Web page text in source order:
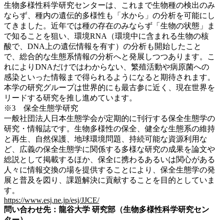
生物多様性科学研究センターは、これまで生物種の検出のみ
ならず、種内の遺伝的多様性も「水から」の分析を可能にし
てきました。近年では種の存在のみならず「生物の状態」ま
で知ることを狙い、環境RNA（環境中に含まれる生物の核
酸で、DNA上の遺伝情報を有す）の分析も開始したこと
で、総合的な生態系情報の分析へと発展しつつあります。こ
れによりDNAだけではわからない、繁殖活動や病原菌への
感染といった情報まで得られるようになると期待されます。
本学の研究グループは世界的にも最古参に近く、現在世界を
リードする研究を推し進めています。
※3 保全生態学研究
一般社団法人日本生態学会が定期的に刊行する保全生態学の
研究・情報誌です。生物多様性の保全、健全な生態系の維持
と再生、自然保護、地球環境問題、持続可能な資源利用な
ど、広義の保全生態学に関係する多様な研究の成果を論文や
総説として掲載するほか、保全に携わるあるいは関心がある
人々に情報交換の場を提供することにより、保全生態学の発
展と普及を図り、課題解決に貢献することを目的としていま
す。
https://www.esj.ne.jp/esj/JJCE/
問い合わせ先：龍谷大学 研究部（生物多様性科学研究セン